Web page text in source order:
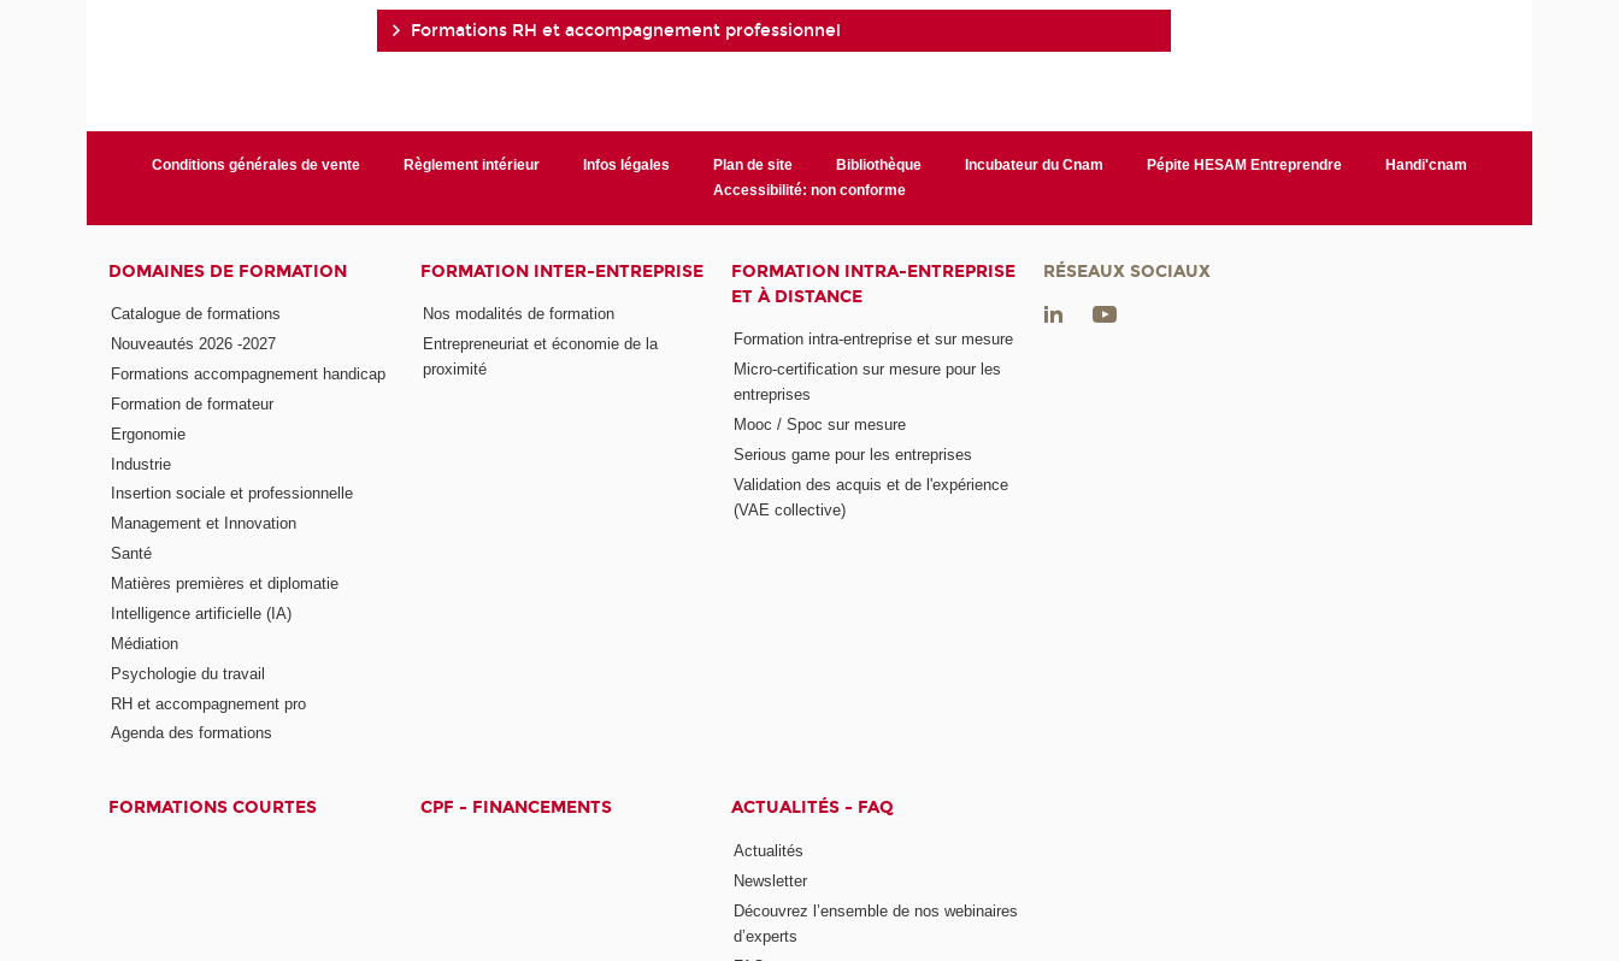
Formations RH et accompagnement professionnel
Conditions générales de vente Règlement intérieur Infos légales Plan de site Bibliothèque Incubateur du Cnam Pépite HESAM Entreprendre
Handi'cnam
Accessibilité: non conforme
DOMAINES DE FORMATION
Catalogue de formations
Nouveautés 2026 -2027
Formations accompagnement handicap
Formation de formateur
Ergonomie
Industrie
Insertion sociale et professionnelle
Management et Innovation
Santé
Matières premières et diplomatie
Intelligence artificielle (IA)
Médiation
Psychologie du travail
RH et accompagnement pro
Agenda des formations
FORMATION INTER-ENTREPRISE
Nos modalités de formation
Entrepreneuriat et économie de la
proximité
FORMATION INTRA-ENTREPRISE
ET À DISTANCE
Formation intra-entreprise et sur mesure
Micro-certification sur mesure pour les
entreprises
Mooc / Spoc sur mesure
Serious game pour les entreprises
Validation des acquis et de l'expérience
(VAE collective)
FORMATIONS COURTES CPF - FINANCEMENTS ACTUALITÉS - FAQ
Actualités
Newsletter
Découvrez l’ensemble de nos webinaires
d’experts
RÉSEAUX SOCIAUX